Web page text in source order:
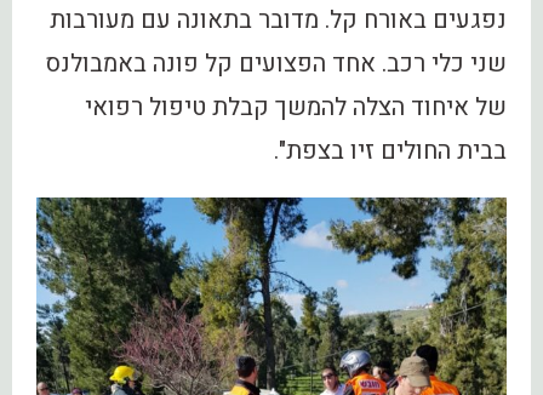
נפגעים באורח קל. מדובר בתאונה עם מעורבות
שני כלי רכב. אחד הפצועים קל פונה באמבולנס
של איחוד הצלה להמשך קבלת טיפול רפואי
בבית החולים זיו בצפת".